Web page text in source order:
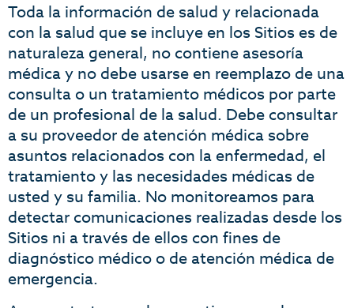
Toda la información de salud y relacionada
con la salud que se incluye en los Sitios es de
naturaleza general, no contiene asesoría
médica y no debe usarse en reemplazo de una
consulta o un tratamiento médicos por parte
de un profesional de la salud. Debe consultar
a su proveedor de atención médica sobre
asuntos relacionados con la enfermedad, el
tratamiento y las necesidades médicas de
usted y su familia. No monitoreamos para
detectar comunicaciones realizadas desde los
Sitios ni a través de ellos con fines de
diagnóstico médico o de atención médica de
emergencia.